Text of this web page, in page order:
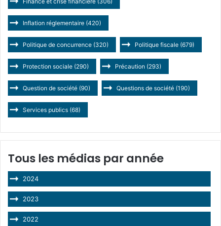
Inflation réglementaire (420)
Politique de concurrence (320) Politique fiscale (679)
Protection sociale (290) Précaution (293)
Question de société (90) Questions de société (190)
Services publics (68)
Tous les médias par année
2024
2023
2022